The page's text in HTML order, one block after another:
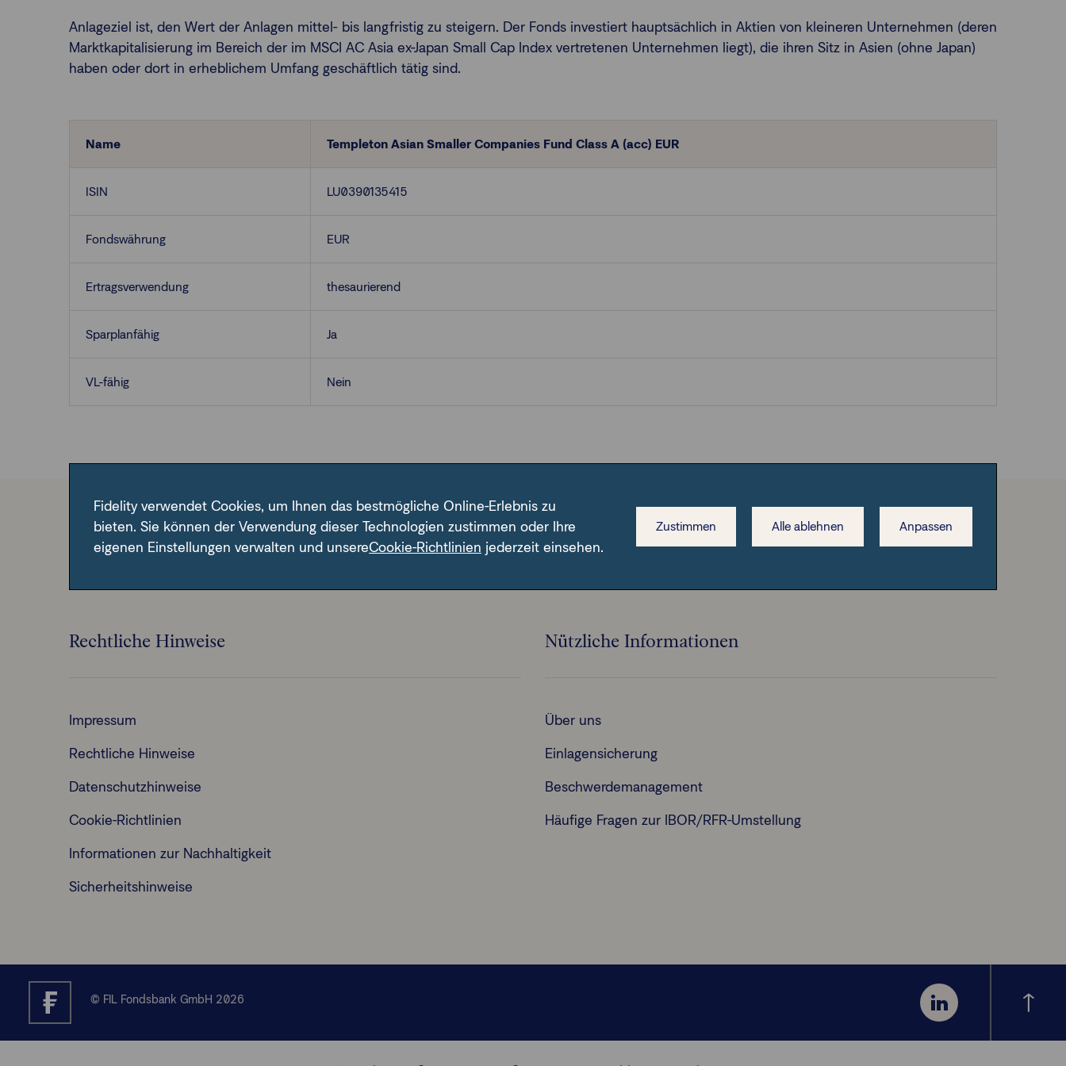
Anlageziel ist, den Wert der Anlagen mittel- bis langfristig zu steigern. Der Fonds investiert hauptsächlich in Aktien von kleineren Unternehmen (deren
Marktkapitalisierung im Bereich der im MSCI AC Asia ex-Japan Small Cap Index vertretenen Unternehmen liegt), die ihren Sitz in Asien (ohne Japan)
haben oder dort in erheblichem Umfang geschäftlich tätig sind.
Name Templeton Asian Smaller Companies Fund Class A (acc) EUR
ISIN LU0390135415
Fondswährung EUR
Ertragsverwendung thesaurierend
Sparplanfähig Ja
VL-fähig Nein
Im Fondsfinder der FFB unter der angegebenen ISIN.
Rechtliche Hinweise
Impressum
Rechtliche Hinweise
Datenschutzhinweise
Cookie-Richtlinien
Informationen zur Nachhaltigkeit
Sicherheitshinweise
Nützliche Informationen
Über uns
Einlagensicherung
Beschwerdemanagement
Häufige Fragen zur IBOR/RFR-Umstellung
© FIL Fondsbank GmbH 2026
Fidelity verwendet Cookies, um Ihnen das bestmögliche Online-Erlebnis zu
bieten. Sie können der Verwendung dieser Technologien zustimmen oder Ihre
eigenen Einstellungen verwalten und unsereCookie-Richtlinien jederzeit einsehen.
Zustimmen Alle ablehnen Anpassen